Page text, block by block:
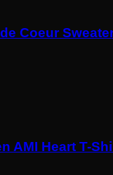
Coeur
AMI Heart T-